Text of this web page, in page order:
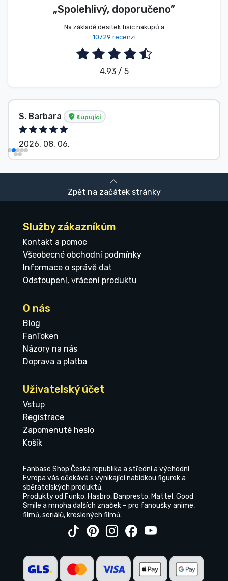
„Spolehlivý, doporučeno”
Na základě desítek tisíc nákupů a
10729 recenzí
4.93 / 5
E. Hipságh Kupující
2026. 08. 06.
Zpět na začátek stránky
Služby zákazníkům
Kontakt a pomoc
Všeobecné obchodní podmínky
Informace o správě dat
Odstoupení, vrácení produktu
O nás
Blog
FanToken
Názory na nás
Doprava a platba
Uživatelský účet
Vstup
Registrace
Zapomenuté heslo
Košík
Fanbase Shop Česká republika a střední a východní
Evropa vás očekává s vynikající nabídkou figurek a
sběratelských produktů.
Produkty od Funko, Hasbro, Banpresto, Mattel, Good
Smile a mnoha dalších značek – pro fanoušky anime,
filmů, seriálů, kreslených filmů.